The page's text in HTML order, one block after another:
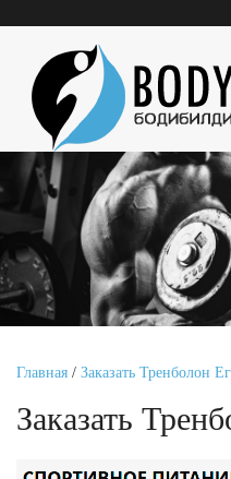
Главная / Заказать Тренболон
Заказать